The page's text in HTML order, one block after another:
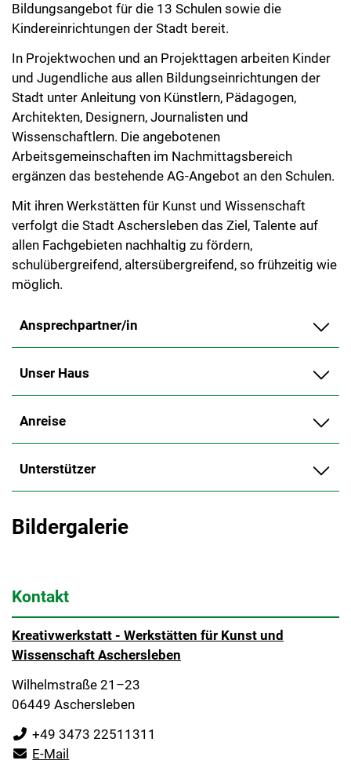
Bildungsangebot für die 13 Schulen sowie die
Kindereinrichtungen der Stadt bereit.
In Projektwochen und an Projekttagen arbeiten Kinder
und Jugendliche aus allen Bildungseinrichtungen der
Stadt unter Anleitung von Künstlern, Pädagogen,
Architekten, Designern, Journalisten und
Wissenschaftlern. Die angebotenen
Arbeitsgemeinschaften im Nachmittagsbereich
ergänzen das bestehende AG-Angebot an den Schulen.
Mit ihren Werkstätten für Kunst und Wissenschaft
verfolgt die Stadt Aschersleben das Ziel, Talente auf
allen Fachgebieten nachhaltig zu fördern,
schulübergreifend, altersübergreifend, so frühzeitig wie
möglich.
Ansprechpartner/in
Unser Haus
Anreise
Unterstützer
Bildergalerie
Kontakt
Kreativwerkstatt - Werkstätten für Kunst und
Wissenschaft Aschersleben
Wilhelmstraße 21–23
06449 Aschersleben
+49 3473 22511311
E-Mail